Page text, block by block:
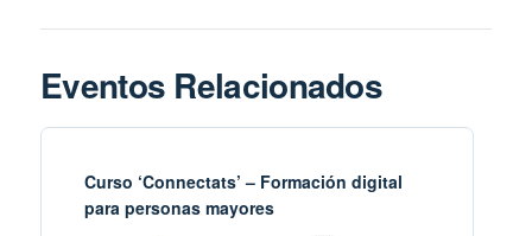
Eventos Relacionados
Curso ‘Connectats’ – Formación digital
para personas mayores